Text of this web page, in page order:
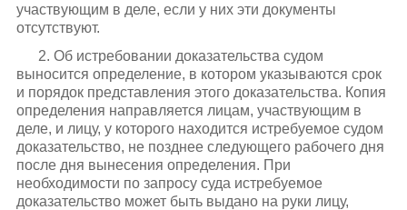
участвующим в деле, если у них эти документы
отсутствуют.
2. Об истребовании доказательства судом
выносится определение, в котором указываются срок
и порядок представления этого доказательства. Копия
определения направляется лицам, участвующим в
деле, и лицу, у которого находится истребуемое судом
доказательство, не позднее следующего рабочего дня
после дня вынесения определения. При
необходимости по запросу суда истребуемое
доказательство может быть выдано на руки лицу,